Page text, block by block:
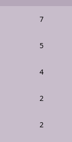
7
5
4
2
2